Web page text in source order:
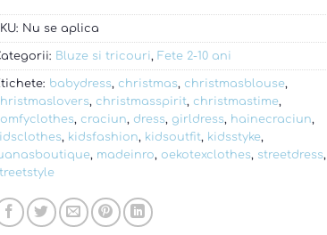
Nu se aplica
Bluze si tricouri, Fete 2-10 ani
babydress, christmas, christmasblouse,
, christmasspirit, christmastime,
, craciun, dress, girldress, hainecraciun,
, kidsfashion, kidsoutfit, kidsstyke,
, madeinro, oekotexclothes, streetdress,